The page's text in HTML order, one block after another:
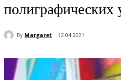
полиграфических
By Margaret 12.04.2021